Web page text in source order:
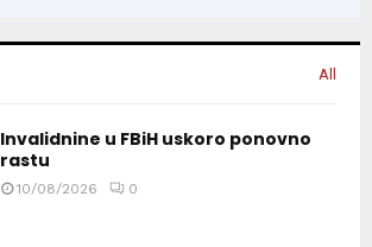
All
Invalidnine u FBiH uskoro ponovno
rastu
10/08/2026 0